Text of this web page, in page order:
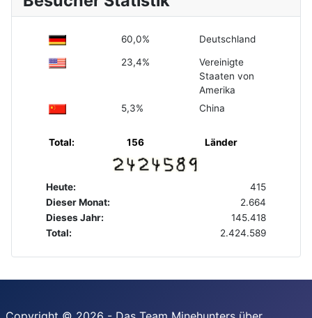
60,0% Deutschland
23,4%
Vereinigte
Staaten von
Amerika
5,3%
China
Total: 156 Länder
Heute:
415
Dieser Monat:
2.664
Dieses Jahr:
145.418
Total:
2.424.589